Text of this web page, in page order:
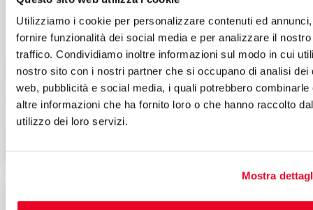
Utilizziamo i cookie per personalizzare contenuti ed
fornire funzionalità dei social media e per analizzare il nostro
traffico. Condividiamo inoltre informazioni sul modo in cui
nostro sito con i nostri partner che si occupano di analisi dei
web, pubblicità e social media, i quali potrebbero combinarle
altre informazioni che ha fornito loro o che hanno raccolto
utilizzo dei loro servizi.
Mostra
Anteprima 
Saldatrice ad elettrodo MMA Lift TIG Jasic ARC PRO 400C, 20-
400A 380V
1.086,40 €
1.552,00 €
 Aggiungi al carrello